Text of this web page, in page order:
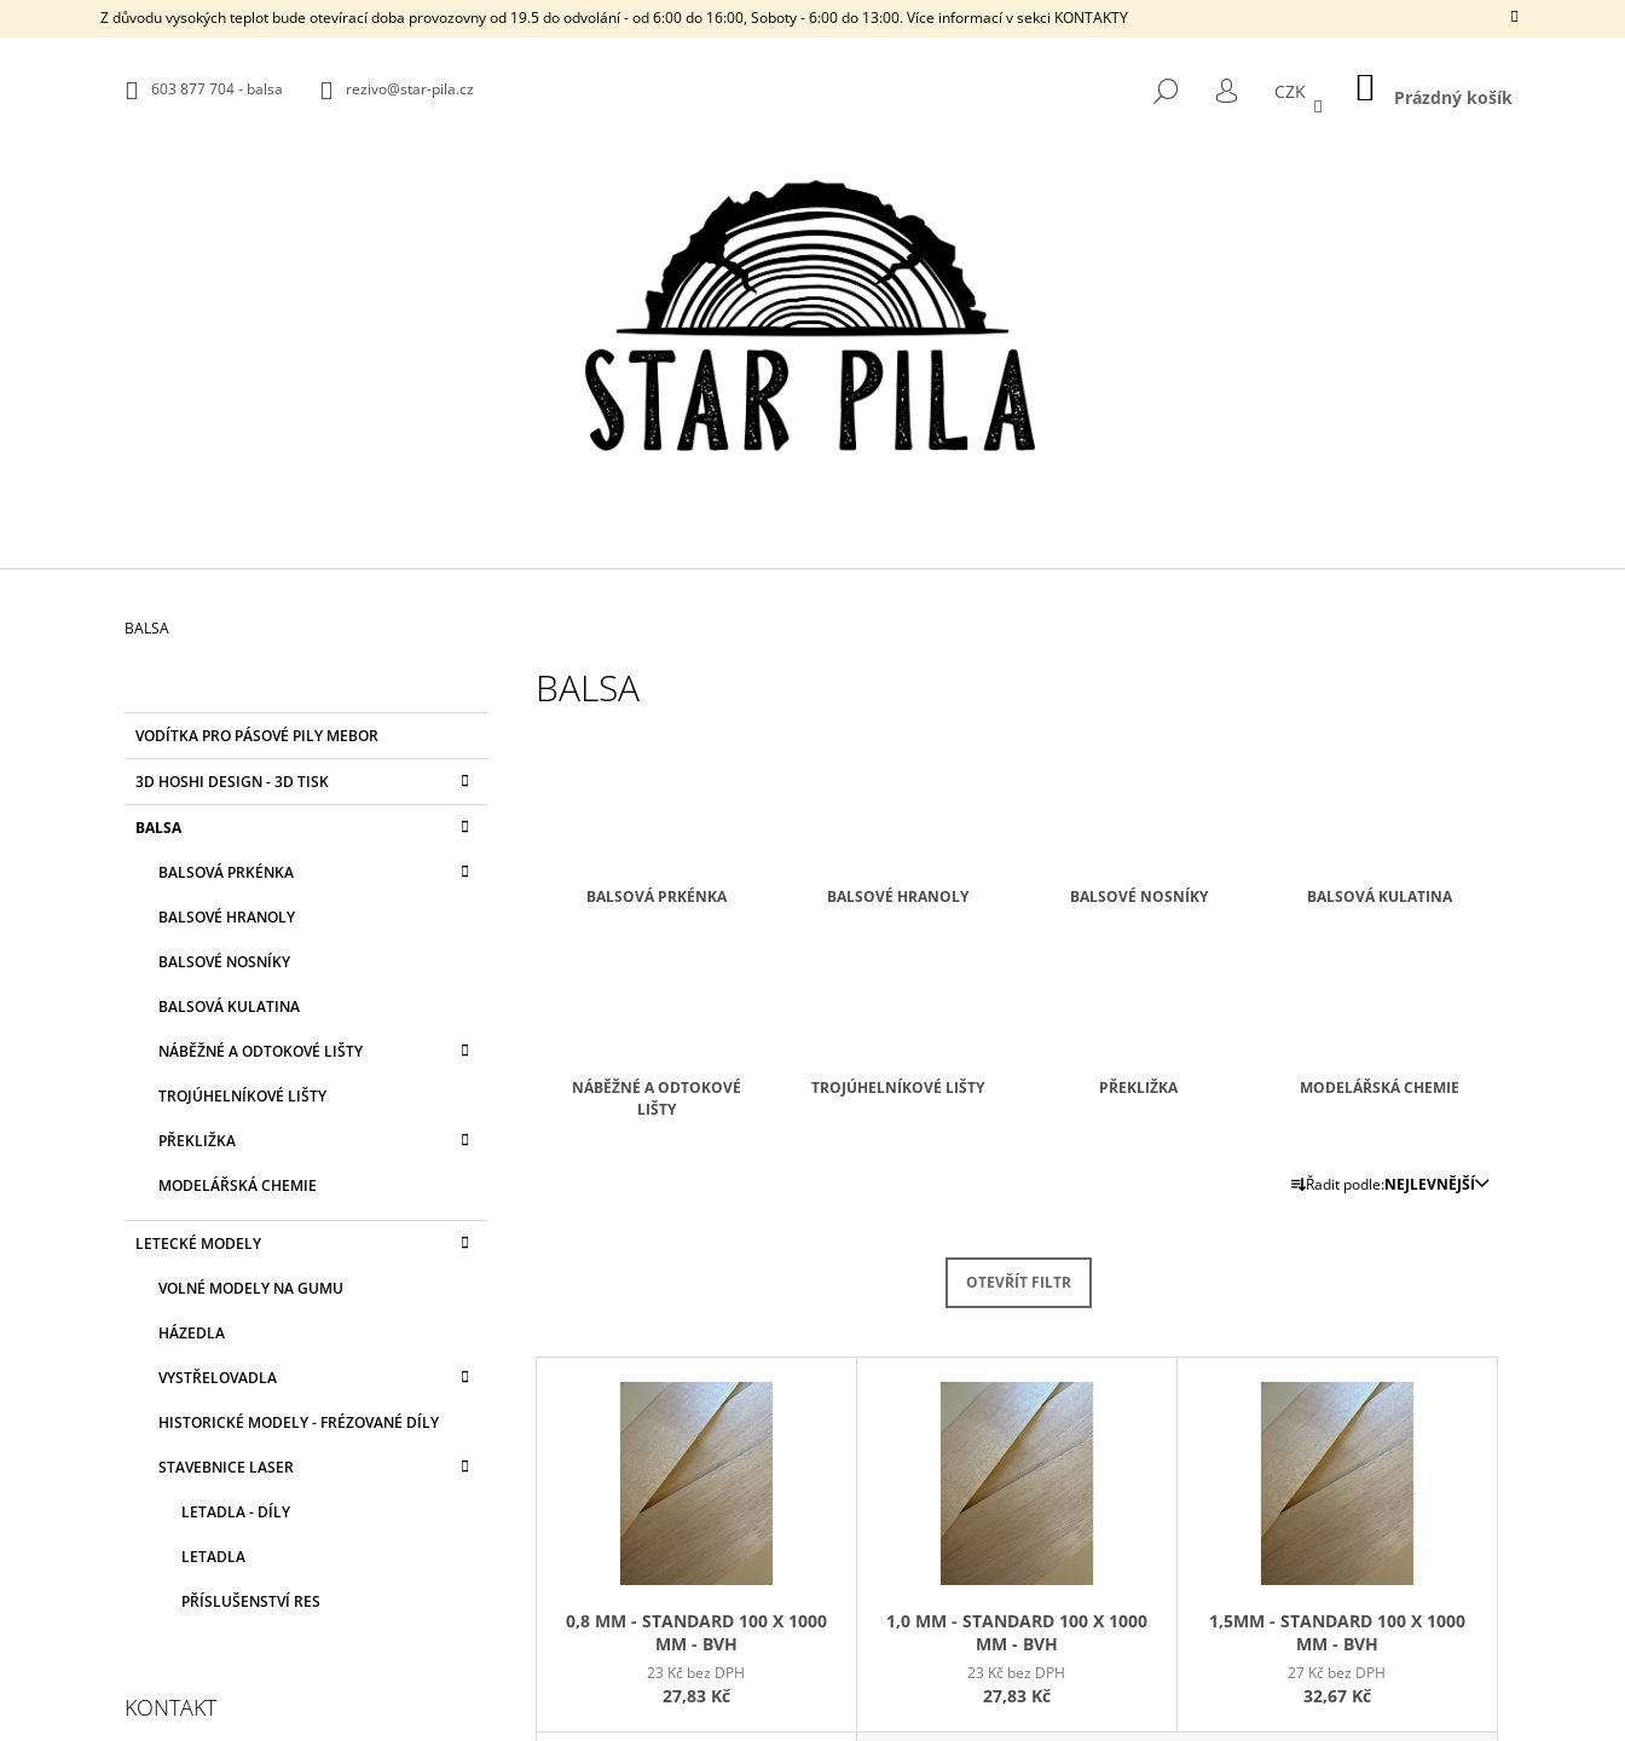
Z důvodu vysokých teplot bude otevírací doba provozovny od 19.5 do odvolání - od 6:00 do 16:00, Soboty - 6:00 do 13:00. Více informací v sekci KONTAKTY
603 877 704 - balsa rezivo@star-pila.cz HLEDAT
PŘIHLÁŠENÍ
CZK NÁKUPNÍ
KOŠÍK
Prázdný košík
Domů
BALSA
kategorie
K
T
G
O
VODÍTKA PRO PÁSOVÉ PILY MEBOR
3D HOSHI DESIGN - 3D TISK
BALSA
BALSOVÁ PRKÉNKA
BALSOVÉ HRANOLY
BALSOVÉ NOSNÍKY
BALSOVÁ KULATINA
NÁBĚŽNÉ A ODTOKOVÉ LIŠTY
TROJÚHELNÍKOVÉ LIŠTY
PŘEKLIŽKA
MODELÁŘSKÁ CHEMIE
LETECKÉ MODELY
VOLNÉ MODELY NA GUMU
HÁZEDLA
VYSTŘELOVADLA
HISTORICKÉ MODELY - FRÉZOVANÉ DÍLY
STAVEBNICE LASER
LETADLA - DÍLY
LETADLA
PŘÍSLUŠENSTVÍ RES
KONTAKT
BALSA
BALSOVÁ PRKÉNKA BALSOVÉ HRANOLY BALSOVÉ NOSNÍKY BALSOVÁ KULATINA
NÁBĚŽNÉ A ODTOKOVÉ
LIŠTY
TROJÚHELNÍKOVÉ LIŠTY PŘEKLIŽKA MODELÁŘSKÁ CHEMIE
Ř
P
R
O
D
U
K
Ů
Řadit podle:NEJLEVNĚJŠÍ
OTEVŘÍT FILTR
V
0,8 MM - STANDARD 100 X 1000
MM - BVH
23 Kč bez DPH
27,83 Kč
1,0 MM - STANDARD 100 X 1000
MM - BVH
23 Kč bez DPH
27,83 Kč
1,5MM - STANDARD 100 X 1000
MM - BVH
27 Kč bez DPH
32,67 Kč
O
HLEDAT
DOPORUČUJEME